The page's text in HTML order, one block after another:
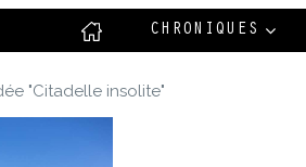
CHRONIQUES
"Citadelle insolite"